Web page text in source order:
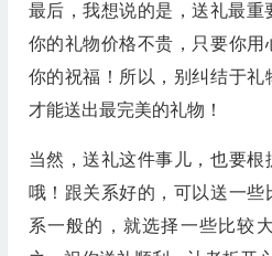
最后，我想说的是，送礼最
你的礼物价格不贵，只要你用
你的祝福！所以，别纠结于礼
才能送出最完美的礼物！
当然，送礼这件事儿，也要
哦！跟关系好的，可以送一
系一般的，就选择一些比较